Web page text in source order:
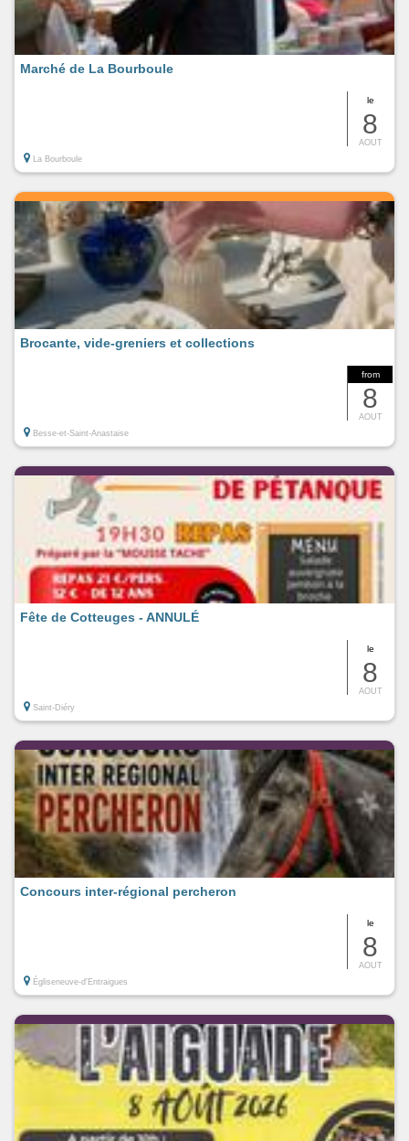
le
8
AOUT
Marché de La Bourboule
La Bourboule
from
8
AOUT
Brocante, vide-greniers et collections
Besse-et-Saint-Anastaise
le
8
AOUT
Fête de Cotteuges - ANNULÉ
Saint-Diéry
le
8
AOUT
Concours inter-régional percheron
Égliseneuve-d'Entraigues